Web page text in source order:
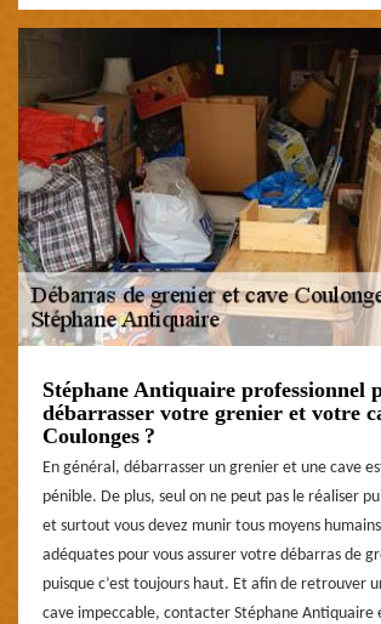
Stéphane Antiquaire professionnel
débarrasser votre grenier et votre
Coulonges ?
En général, débarrasser un grenier et une cave
pénible. De plus, seul on ne peut pas le réaliser
et surtout vous devez munir tous moyens
adéquates pour vous assurer votre débarras de
puisque c’est toujours haut. Et afin de retrouver
cave impeccable, contacter Stéphane Antiquaire